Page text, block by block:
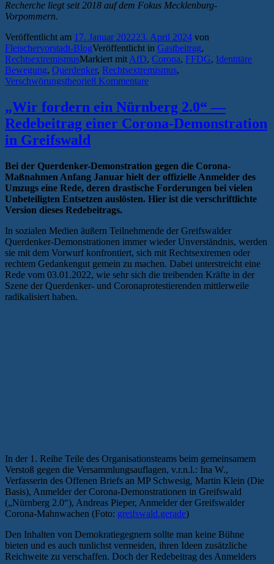
Recherche liegt seit 2018 auf dem Fokus Mecklenburg-
Vorpommern.
Veröffentlicht am 17. Januar 202223. April 2024 von
Fleischervorstadt-BlogVeröffentlicht in Gastbeitrag,
RechtsextremismusMarkiert mit AfD, Corona, FFDG, Identitäre
Bewegung, Querdenker, Rechtsextremismus,
Verschwörungstheorie8 Kommentare
„Wir fordern ein Nürnberg 2.0“ —
Redebeitrag einer Corona-Demonstration
in Greifswald
Bei der Querdenker-Demonstration gegen die Corona-
Maßnahmen Anfang Januar hielt der offizielle Anmelder des
Umzugs eine Rede, deren drastische Forderungen bei vielen
Unbeteiligten Entsetzen auslösten. Hier ist die verschriftlichte
Version dieses Redebeitrags.
In sozialen Medien äußern Teilnehmende der Greifswalder
Querdenker-Demonstrationen immer wieder Unverständnis, werden
sie mit dem Vorwurf konfrontiert, sich mit Rechtsextremen oder
rechtem Gedankengut gemein zu machen. Dabei unterstreicht eine
Rede vom 03.01.2022, wie sehr sich die treibenden Kräfte in der
Szene der Querdenker- und Coronaprotestierenden mittlerweile
radikalisiert haben.
In der 1. Reihe Teile des Organisationsteams beim gemeinsamem
Verstoß gegen die Versammlungsauflagen, v.r.n.l.: Ina W.,
Verfasserin des Offenen Briefs an MP Schwesig, Martin Klein (Die
Basis), Anmelder der Corona-Demonstrationen in Greifswald
(„Nürnberg 2.0“), Andreas Pieper, Anmelder der Greifswalder
Corona-Mahnwachen (Foto: greifswald.gerade)
Den Inhalten von Demokratiegegnern sollte man keine Bühne
bieten und es auch tunlichst vermeiden, ihren Ideen zusätzliche
Reichweite zu verschaffen. Doch der Redebeitrag des Anmelders